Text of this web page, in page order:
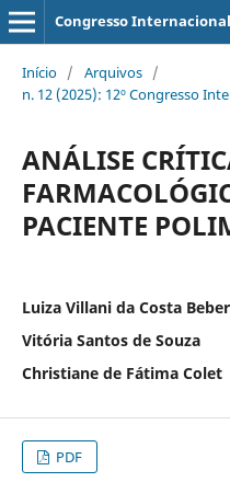
Congresso
Início / Arquivos /
n. 12 (2025): 12º Congresso
ANÁLISE
PACIENTE
Luiza Villani da Costa Beber
Vitória Santos de Souza
Christiane de Fátima Colet
PDF